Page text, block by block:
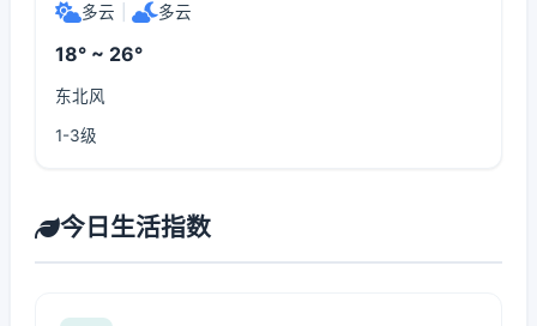
多云 多云
18° ~ 26°
东北风
1-3级
今日生活指数